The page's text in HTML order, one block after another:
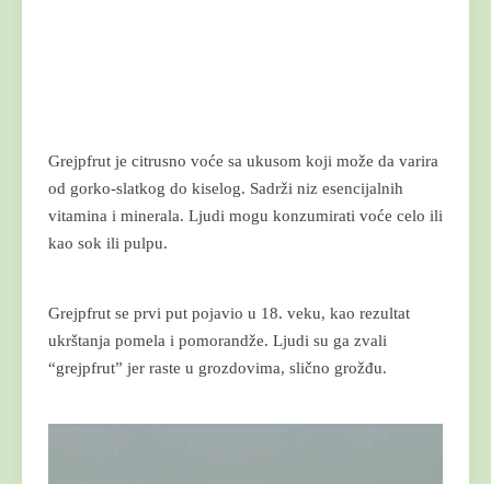
Grejpfrut je citrusno voće sa ukusom koji može da varira
od gorko-slatkog do kiselog. Sadrži niz esencijalnih
vitamina i minerala. Ljudi mogu konzumirati voće celo ili
kao sok ili pulpu.
Grejpfrut se prvi put pojavio u 18. veku, kao rezultat
ukrštanja pomela i pomorandže. Ljudi su ga zvali
“grejpfrut” jer raste u grozdovima, slično grožđu.